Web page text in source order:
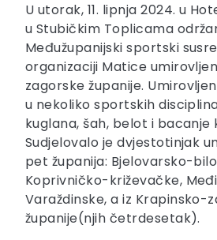
U utorak, 11. lipnja 2024. u
u Stubičkim Toplicama
Međužupanijski sportski
organizaciji Matice
zagorske županije.
u nekoliko sportskih
kuglana, šah, belot i bacanje
Sudjelovalo je dvjestotinjak
pet županija: Bjelovarsko-
Koprivničko-križevačke,
Varaždinske, a iz Krapinsko-
županije(njih četrdesetak).